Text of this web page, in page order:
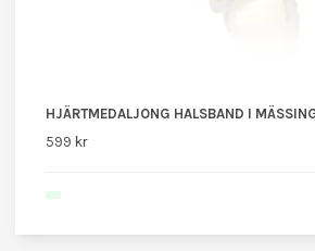
HJÄRTMEDALJONG HALSBAND I
599 kr